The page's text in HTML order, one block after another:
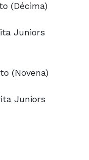
(Décima)
Juniors
(Novena)
Juniors